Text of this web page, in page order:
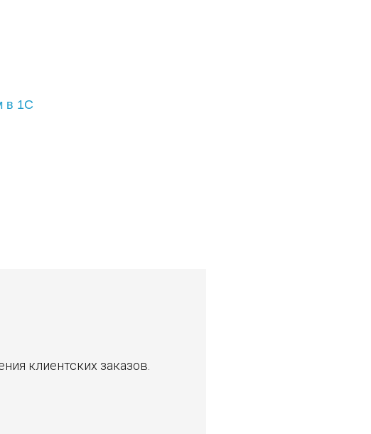
клиентских заказов.